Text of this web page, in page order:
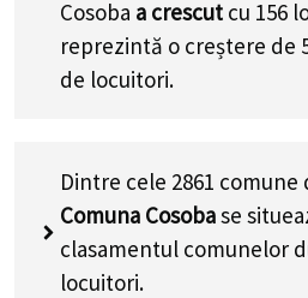
Cosoba a crescut cu 156
reprezintă o creștere de
de locuitori.
Dintre cele 2861 comune
Comuna Cosobase
clasamentul comunelor
locuitori.